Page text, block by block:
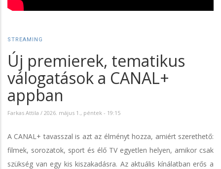
STREAMING
Új premierek, tematikus
válogatások a CANAL+
appban
Farkas Attila / 2026. május 1., péntek - 19:15
A CANAL+ tavasszal is azt az élményt hozza, amiért szerethető:
filmek, sorozatok, sport és élő TV egyetlen helyen, amikor csak
szükség van egy kis kiszakadásra. Az aktuális kínálatban erős a